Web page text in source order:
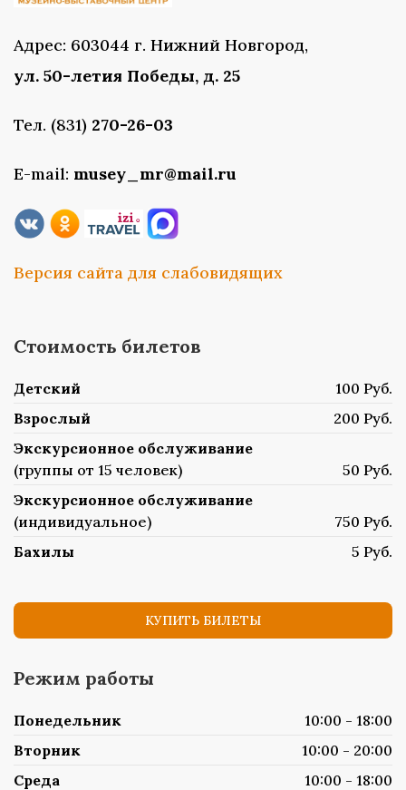
Адрес: 603044 г. Нижний Новгород,
ул. 50-летия Победы, д. 25
Тел. (831) 270-26-03
E-mail: musey_mr@mail.ru
Версия сайта для слабовидящих
Стоимость билетов
Детский
100 Руб.
Взрослый
200 Руб.
Экскурсионное обслуживание
(группы от 15 человек)
50 Руб.
Экскурсионное обслуживание
(индивидуальное)
750 Руб.
Бахилы
5 Руб.
КУПИТЬ БИЛЕТЫ
Режим работы
Понедельник
10:00 - 18:00
Вторник
10:00 - 20:00
Среда
10:00 - 18:00